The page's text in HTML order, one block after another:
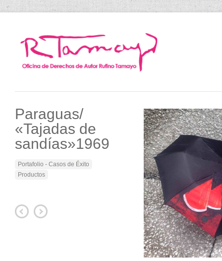
Paraguas/
«Tajadas de
sandías»1969
Portafolio - Casos de Éxito
Productos